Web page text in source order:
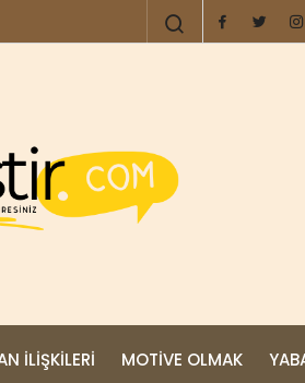
İLIŞKILERI MOTIVE OLMAK